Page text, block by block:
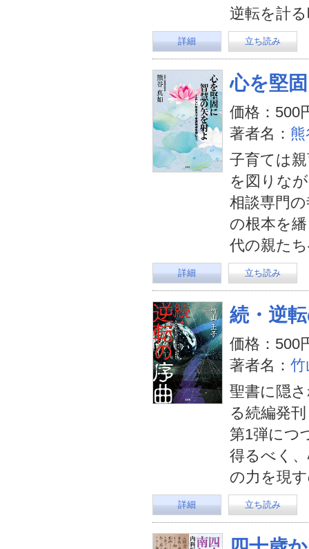
逆転を計
詳細 立ち読み
心を堅
価格：500
著者名：
子育ては
を図りな
相談専門
の根本を
代の親た
詳細 立ち読み
続・逆
価格：500
著者名： 竹
聖書に隠
る続編発
第1弾につ
得るべく
の力を現
詳細 立ち読み